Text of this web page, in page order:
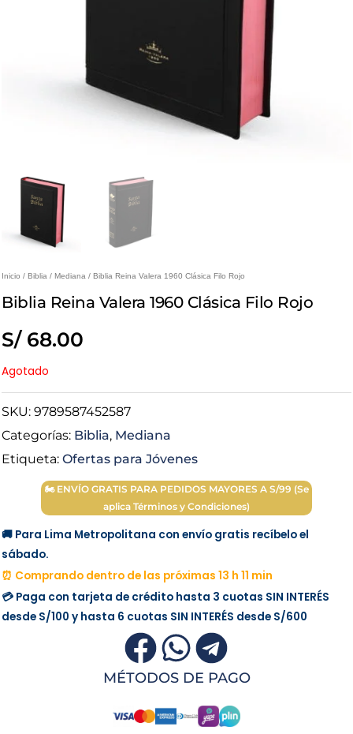
Inicio / Biblia / Mediana / Biblia Reina Valera 1960 Clásica Filo Rojo
Biblia Reina Valera 1960 Clásica Filo Rojo
S/68.00
Agotado
SKU: 9789587452587
Categorías: Biblia, Mediana
Etiqueta: Ofertas para Jóvenes
🏍 ENVÍO GRATIS PARA PEDIDOS MAYORES A S/99 (Se
aplica Términos y Condiciones)
🚚 Para Lima Metropolitana con envío gratis recíbelo el
sábado.
⏰ Comprando dentro de las próximas 13 h 11 min
💳 Paga con tarjeta de crédito hasta 3 cuotas SIN INTERÉS
desde S/100 y hasta 6 cuotas SIN INTERÉS desde S/600
MÉTODOS DE PAGO